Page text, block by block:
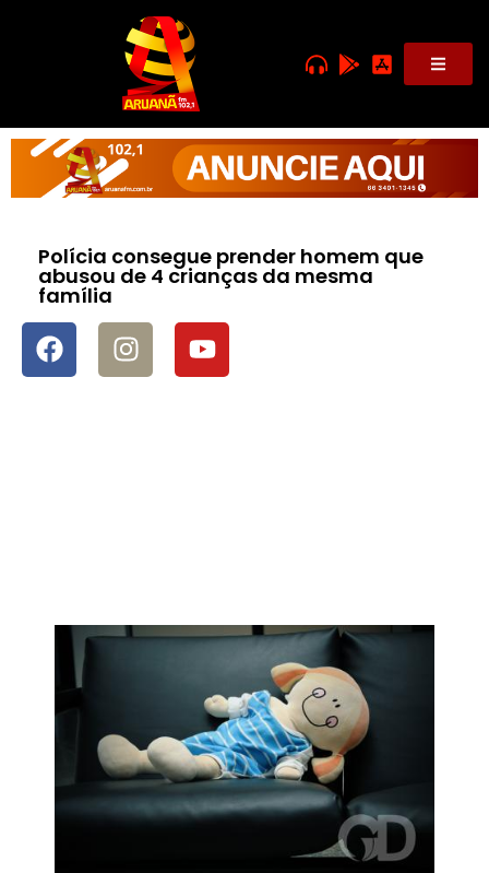
Polícia consegue prender homem que
abusou de 4 crianças da mesma
família